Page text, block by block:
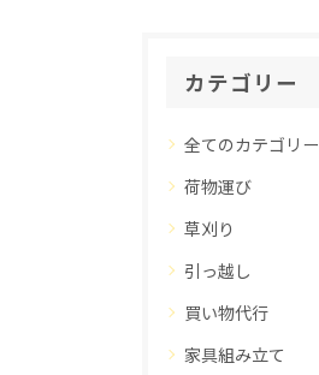
カテゴリー
全てのカテゴリー
荷物運び
草刈り
引っ越し
買い物代行
家具組み立て